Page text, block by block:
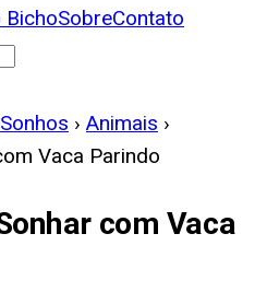
SobreContato
› Animais ›
Vaca Parindo
com Vaca